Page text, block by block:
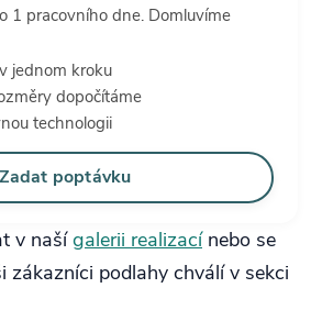
1 pracovního dne. Domluvíme
jednom kroku
dopočítáme
technologii
Zadat poptávku
v našígalerii realizacínebo se
zákazníci podlahy chválí v sekci